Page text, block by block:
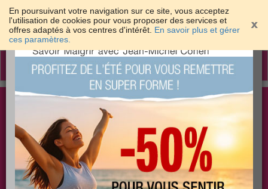
En poursuivant votre navigation sur ce site, vous acceptez
l'utilisation de cookies pour vous proposer des services et
offres adaptés à vos centres d'intérêt. En savoir plus et gérer
ces paramètres.
Toggle
Les meilleures solutions pour maigrir et être bien
dans sa peau
×